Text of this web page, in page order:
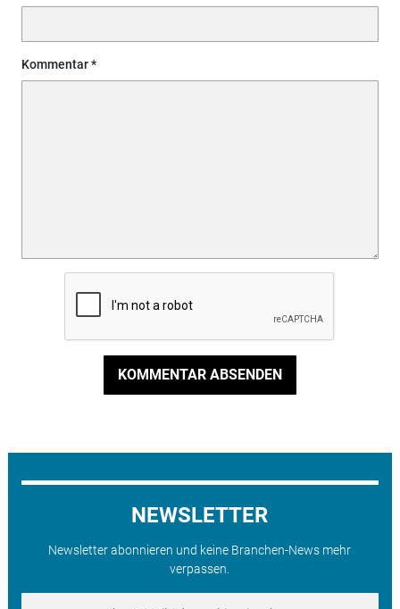
Kommentar
KOMMENTAR ABSENDEN
NEWSLETTER
Newsletter abonnieren und keine Branchen-News mehr
verpassen.